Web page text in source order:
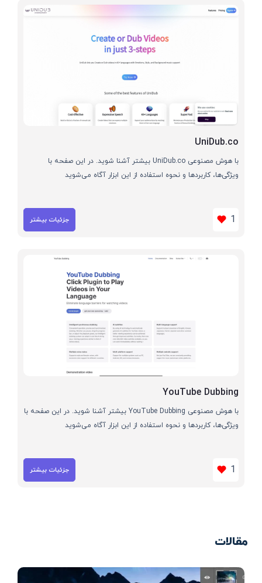
UniDub.co
با هوش مصنوعی UniDub.co بیشتر آشنا شوید. در این صفحه با
ویژگی‌ها، کاربردها و نحوه استفاده از این ابزار آگاه می‌شوید
1 جزئیات بیشتر
YouTube Dubbing
با هوش مصنوعی YouTube Dubbing بیشتر آشنا شوید. در این صفحه با
ویژگی‌ها، کاربردها و نحوه استفاده از این ابزار آگاه می‌شوید
1 جزئیات بیشتر
مقالات